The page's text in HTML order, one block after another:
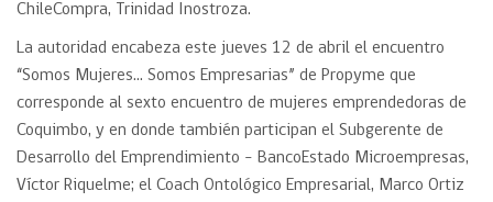
ChileCompra, Trinidad Inostroza.
La autoridad encabeza este jueves 12 de abril el encuentro
“Somos Mujeres… Somos Empresarias” de Propyme que
corresponde al sexto encuentro de mujeres emprendedoras de
Coquimbo, y en donde también participan el Subgerente de
Desarrollo del Emprendimiento – BancoEstado Microempresas,
Víctor Riquelme; el Coach Ontológico Empresarial, Marco Ortiz